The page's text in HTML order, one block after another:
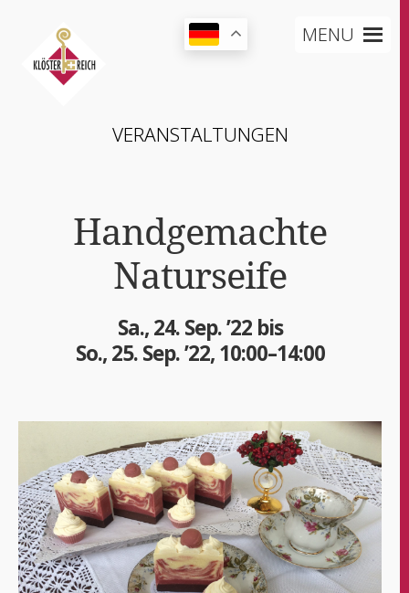
MENU
VER­AN­STAL­TUN­GEN
Hand­ge­mach­te
Naturseife
Sa., 24. Sep. ’22 bis
So., 25. Sep. ’22, 10:00–14:00